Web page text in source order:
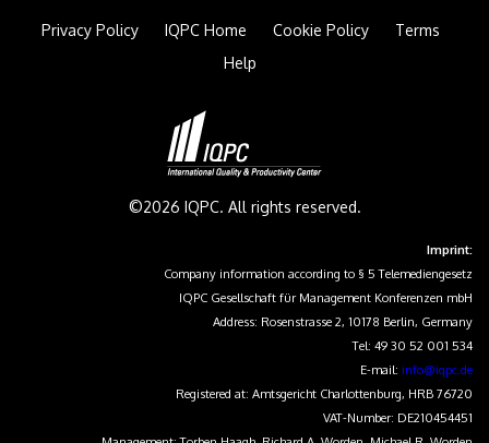
Privacy Policy IQPC Home Cookie Policy
Terms
Help
©2026 IQPC. All rights reserved.
Imprint:
Company information according to § 5 Telemediengesetz
IQPC Gesellschaft für Management Konferenzen mbH
Address: Rosenstrasse 2, 10178 Berlin, Germany
Tel: 49 30 52 001 534
E-mail: info@iqpc.de
Registered at: Amtsgericht Charlottenburg, HRB 76720
VAT-Number: DE210454451